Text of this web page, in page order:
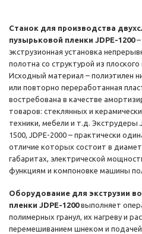
Станок для производства
пузырьковой пленки JDPE-1200–
экструзионная установка
полотна со структурой из
Исходный материал – полиэтилен
или повторно переработанная
востребована в качестве
товаров: стеклянных и
техники, мебели и т.д. Экструдеры
1500, JDPE-2000 – практически
отличие которых состоит в
габаритах, электрической
функциям и компоновке машины
Оборудование для экструзии
пленки JDPE-1200выполняет
полимерных гранул, их нагреву и
перемешиванием шнеком и